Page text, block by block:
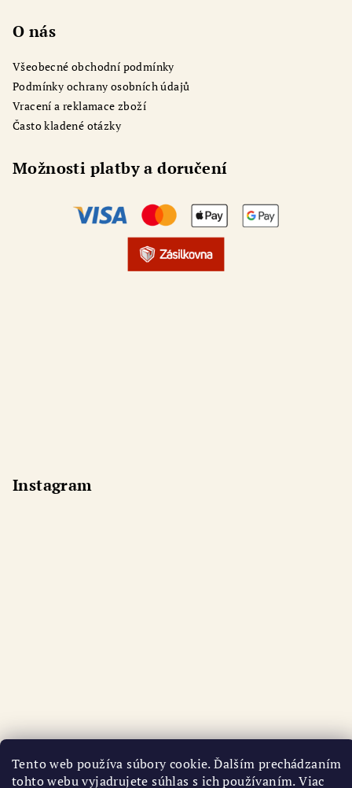
Tento web používa súbory cookie. Ďalším prechádzaním
tohto webu vyjadrujete súhlas s ich používaním. Viac
O nás
Všeobecné obchodní podmínky
Podmínky ochrany osobních údajů
Vracení a reklamace zboží
Často kladené otázky
Možnosti platby a doručení
Instagram
Sledovat na Instagramu